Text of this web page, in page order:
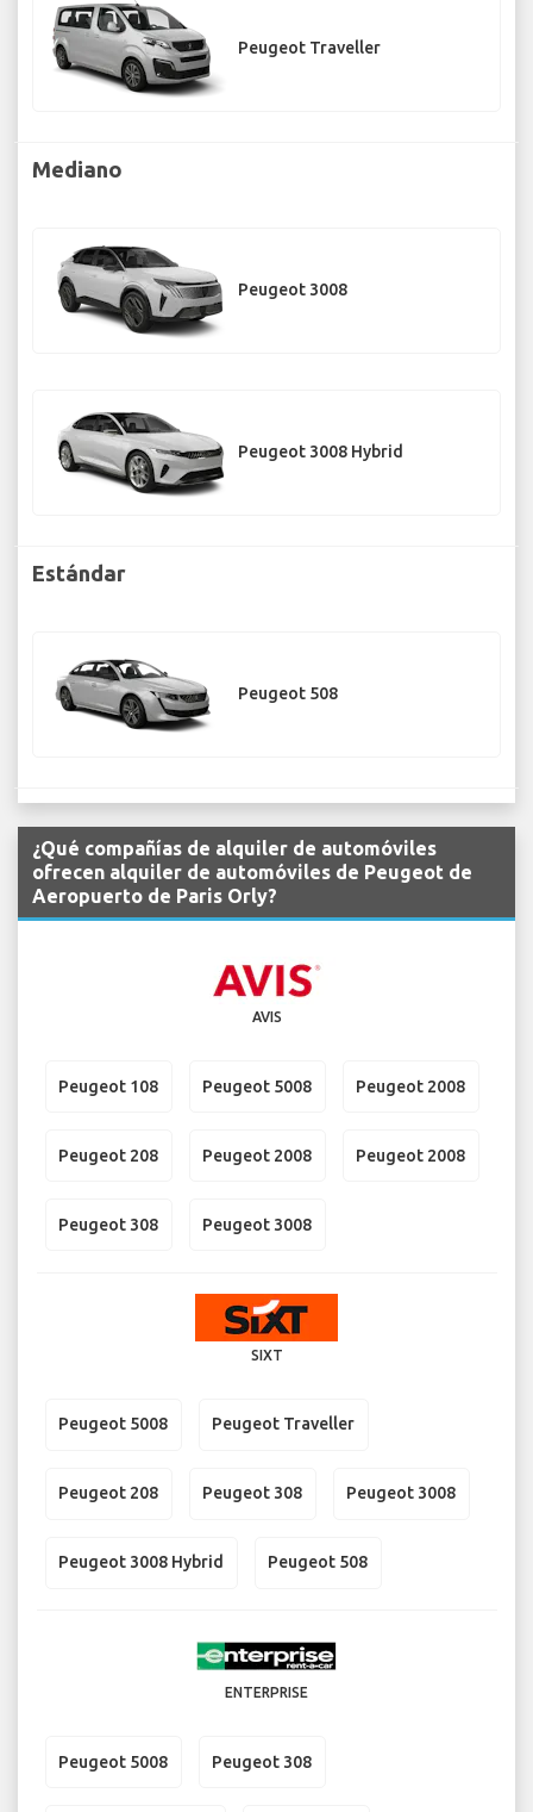
Peugeot Traveller
Mediano
Peugeot 3008
Peugeot 3008 Hybrid
Estándar
Peugeot 508
¿Qué compañías de alquiler de automóviles
ofrecen alquiler de automóviles de Peugeot de
Aeropuerto de Paris Orly?
AVIS
Peugeot 108 Peugeot 5008 Peugeot 2008
Peugeot 208 Peugeot 2008 Peugeot 2008
Peugeot 308 Peugeot 3008
SIXT
Peugeot 5008 Peugeot Traveller
Peugeot 208 Peugeot 308 Peugeot 3008
Peugeot 3008 Hybrid Peugeot 508
ENTERPRISE
Peugeot 5008 Peugeot 308